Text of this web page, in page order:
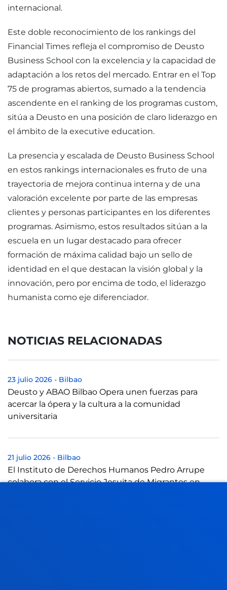
internacional.
Este doble reconocimiento de los rankings del
Financial Times refleja el compromiso de Deusto
Business School con la excelencia y la capacidad de
adaptación a los retos del mercado. Entrar en el Top
75 de programas abiertos, sumado a la tendencia
ascendente en el ranking de los programas custom,
sitúa a Deusto en una posición de claro liderazgo en
el ámbito de la executive education.
La presencia y escalada de Deusto Business School
en estos rankings internacionales es fruto de una
trayectoria de mejora continua interna y de una
valoración excelente por parte de las empresas
clientes y personas participantes en los diferentes
programas. Asimismo, estos resultados sitúan a la
escuela en un lugar destacado para ofrecer
formación de máxima calidad bajo un sello de
identidad en el que destacan la visión global y la
innovación, pero por encima de todo, el liderazgo
humanista como eje diferenciador.
NOTICIAS RELACIONADAS
23 julio 2026 - Bilbao
Deusto y ABAO Bilbao Opera unen fuerzas para
acercar la ópera y la cultura a la comunidad
universitaria
21 julio 2026 - Bilbao
El Instituto de Derechos Humanos Pedro Arrupe
colabora con el Servicio Jesuita de Migrantes en